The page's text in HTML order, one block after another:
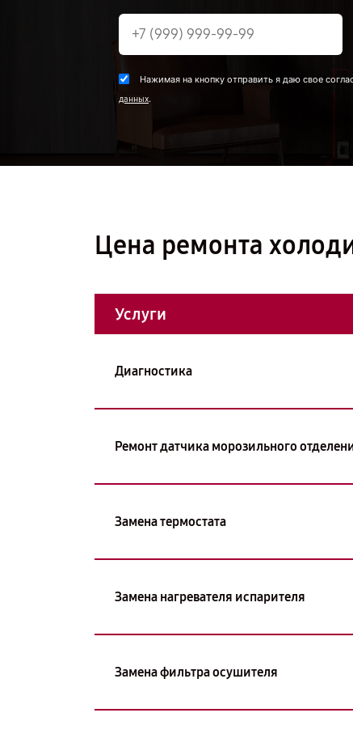
Нажимая на кнопку отправить я даю свое
данных.
Цена ремонта
Услуги
Диагностика
Ремонт датчика морозильного
Замена термостата
Замена нагревателя испарителя
Замена фильтра осушителя